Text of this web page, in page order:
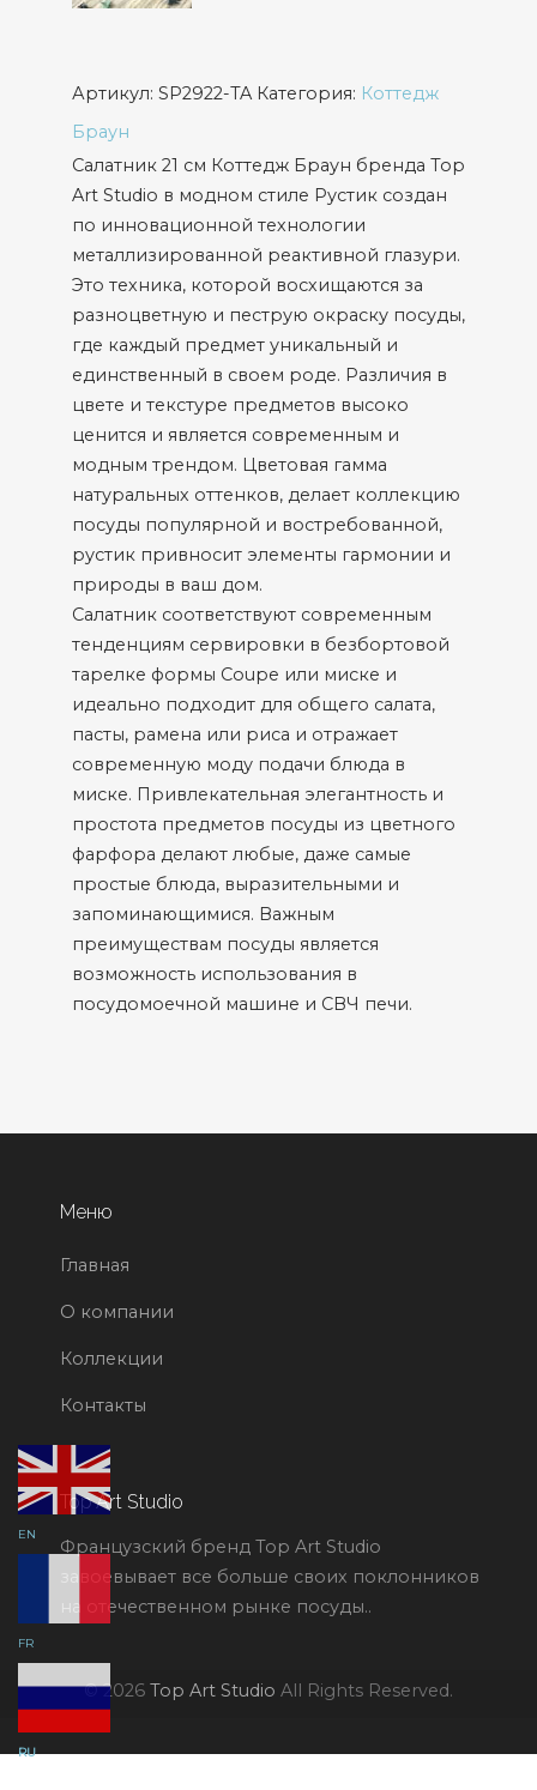
Артикул: SP2922-TA Категория: Коттедж
Браун
Салатник 21 см Коттедж Браун бренда Top
Art Studio в модном стиле Рустик создан
по инновационной технологии
металлизированной реактивной глазури.
Это техника, которой восхищаются за
разноцветную и пеструю окраску посуды,
где каждый предмет уникальный и
единственный в своем роде. Различия в
цвете и текстуре предметов высоко
ценится и является современным и
модным трендом. Цветовая гамма
натуральных оттенков, делает коллекцию
посуды популярной и востребованной,
рустик привносит элементы гармонии и
природы в ваш дом.
Салатник соответствуют современным
тенденциям сервировки в безбортовой
тарелке формы Coupe или миске и
идеально подходит для общего салата,
пасты, рамена или риса и отражает
современную моду подачи блюда в
миске. Привлекательная элегантность и
простота предметов посуды из цветного
фарфора делают любые, даже самые
простые блюда, выразительными и
запоминающимися. Важным
преимуществам посуды является
возможность использования в
посудомоечной машине и СВЧ печи.
Меню
Главная
О компании
Коллекции
Контакты
Top Art Studio
Французский бренд Top Art Studio
завоевывает все больше своих поклонников
на отечественном рынке посуды..
© 2026 Top Art Studio All Rights Reserved.
EN
FR
RU